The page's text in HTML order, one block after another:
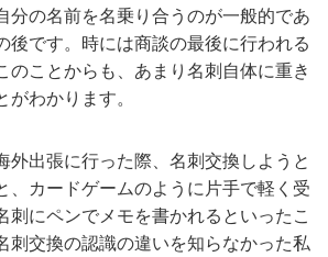
分の名前を名乗り合うのが一般的であ
後です。時には商談の最後に行われる
のことからも、あまり名刺自体に重き
わかります。
外出張に行った際、名刺交換しようと
、カードゲームのように片手で軽く受
刺にペンでメモを書かれるといったこ
刺交換の認識の違いを知らなかった私